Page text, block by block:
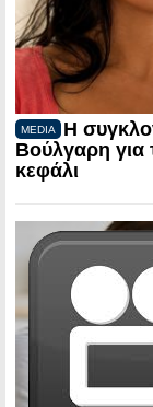
MEDIA
Η
Βούλγαρη για
κεφάλι